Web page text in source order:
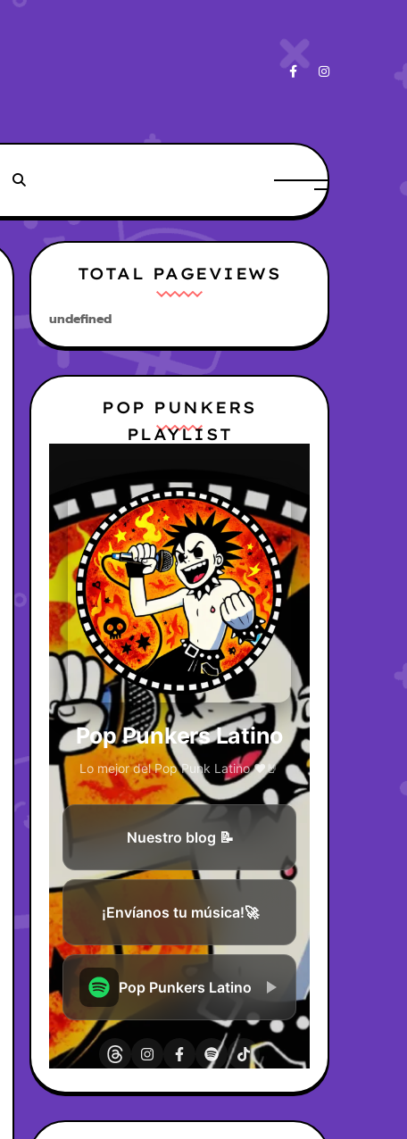
TOTAL PAGEVIEWS
undefned
POP PUNKERS
PLAYLIST